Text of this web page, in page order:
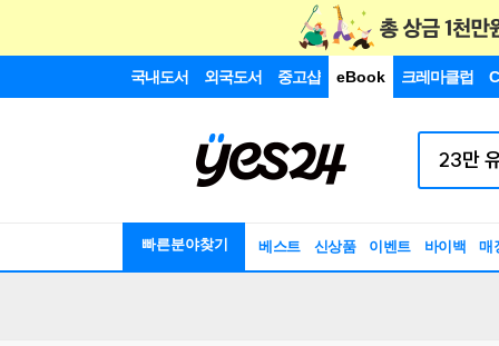
국내도서 외국도서 중고샵 eBook 크레마클럽
빠른분야찾기 베스트 신상품 이벤트 바이백 매